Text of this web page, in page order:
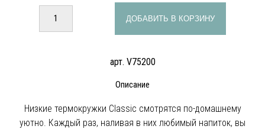
ДОБАВИТЬ В КОРЗИНУ
арт. V75200
Описание
Низкие термокружки Classic смотрятся по-домашнему
уютно. Каждый раз, наливая в них любимый напиток, вы